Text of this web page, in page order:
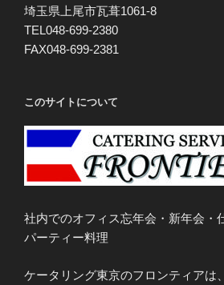
埼玉県上尾市瓦葺1061-8
TEL048-699-2380
FAX048-699-2381
このサイトについて
社内でのオフィス忘年会・新年会・
パーティー料理
ケータリング東京のフロンティアは